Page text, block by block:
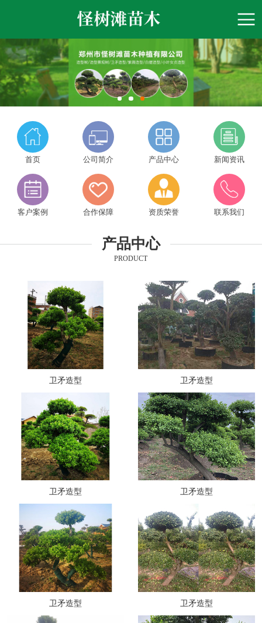
首页 公司简介 产品中心 新闻资讯
客户案例 合作保障 资质荣誉 联系我们
产品中心
PRODUCT
卫矛造型 卫矛造型
卫矛造型 卫矛造型
卫矛造型 卫矛造型